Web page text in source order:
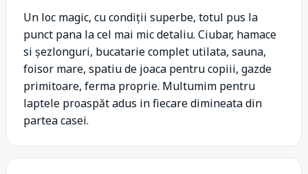
Un loc magic, cu condiții superbe, totul pus la
punct pana la cel mai mic detaliu. Ciubar, hamace
si șezlonguri, bucatarie complet utilata, sauna,
foisor mare, spatiu de joaca pentru copiii, gazde
primitoare, ferma proprie. Multumim pentru
laptele proaspăt adus in fiecare dimineata din
partea casei.